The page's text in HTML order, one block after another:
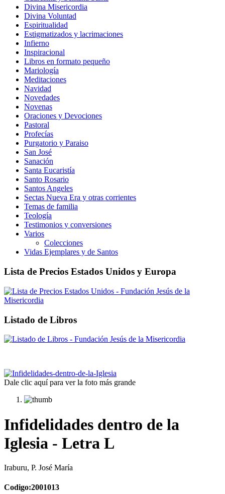
Divina Misericordia
Divina Voluntad
Espiritualidad
Estigmatizados y lacrimaciones
Infierno
Inspiracional
Libros en formato pequeño
Mariología
Meditaciones
Navidad
Novedades
Novenas
Oraciones y Devociones
Pastoral
Profecías
Purgatorio y Paraiso
San José
Sanación
Santa Eucaristía
Santo Rosario
Santos Angeles
Sectas Nueva Era y otras corrientes
Temas de familia
Teología
Testimonios y conversiones
Varios
Colecciones
Vidas Ejemplares y de Santos
Lista de Precios Estados Unidos y Europa
Listado de Libros
Dale clic aquí para ver la foto más grande
Infidelidades dentro de la
Iglesia - Letra L
Iraburu, P. José María
Codigo:2001013